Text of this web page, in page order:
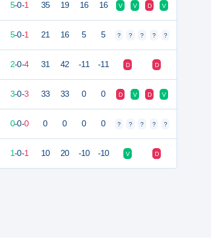
5-0-1 35 19 16 16 V V D V
5-0-1 21 16 5 5 ? ? ? ? ?
2-0-4 31 42 -11 -11 D D
3-0-3 33 33 0 0 D V D V
0-0-0 0 0 0 0 ? ? ? ? ?
1-0-1 10 20 -10 -10 V D